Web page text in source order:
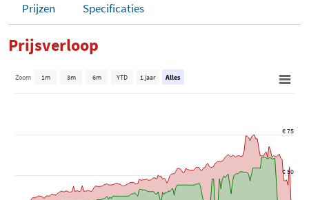
Prijzen Specificaties
Prijsverloop
€ 50
€ 75
Zoom 1m 3m 6m YTD 1 jaar Alles